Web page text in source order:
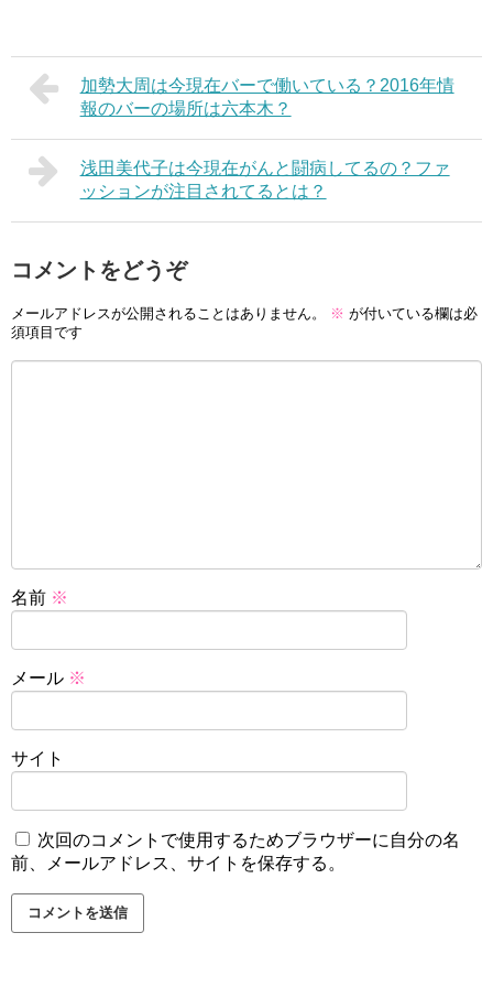
加勢大周は今現在バーで働いている？2016年情
報のバーの場所は六本木？
浅田美代子は今現在がんと闘病してるの？ファ
ッションが注目されてるとは？
コメントをどうぞ
メールアドレスが公開されることはありません。 ※ が付いている欄は必
須項目です
名前 ※
メール ※
サイト
次回のコメントで使用するためブラウザーに自分の名
前、メールアドレス、サイトを保存する。